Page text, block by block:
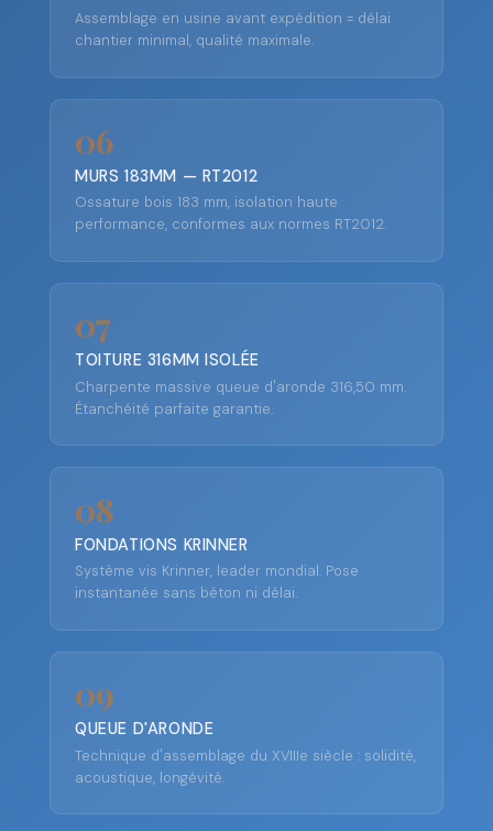
Assemblage en usine avant expédition = délai
chantier minimal, qualité maximale.
06
MURS 183MM — RT2012
Ossature bois 183 mm, isolation haute
performance, conformes aux normes RT2012.
07
TOITURE 316MM ISOLÉE
Charpente massive queue d'aronde 316,50 mm.
Étanchéité parfaite garantie.
08
FONDATIONS KRINNER
Système vis Krinner, leader mondial. Pose
instantanée sans béton ni délai.
09
QUEUE D'ARONDE
Technique d'assemblage du XVIIIe siècle : solidité,
acoustique, longévité.